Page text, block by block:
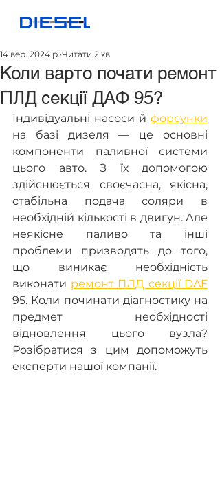
Коли варто почати ремонт
ПЛД секції ДАФ 95?
14 вер. 2024 р. Читати 2 хв
Індивідуальні насоси й форсунки
на базі дизеля — це основні
компоненти паливної системи
цього авто. З їх допомогою
здійснюється своєчасна, якісна,
стабільна подача соляри в
необхідній кількості в двигун. Але
неякісне паливо та інші
проблеми призводять до того,
що виникає необхідність
виконати ремонт ПЛД секції DAF
95. Коли починати діагностику на
предмет необхідності
відновлення цього вузла?
Розібратися з цим допоможуть
експерти нашої компанії.